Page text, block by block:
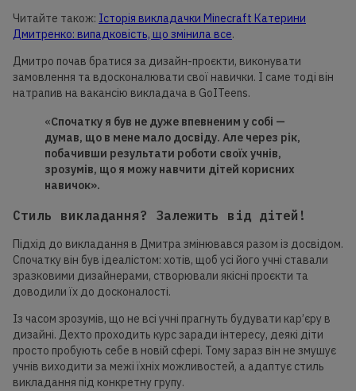
Читайте також: Історія викладачки Minecraft Катерини
Дмитренко: випадковість, що змінила все.
Дмитро почав братися за дизайн-проєкти, виконувати
замовлення та вдосконалювати свої навички. І саме тоді він
натрапив на вакансію викладача в GoITeens.
«Спочатку я був не дуже впевненим у собі —
думав, що в мене мало досвіду. Але через рік,
побачивши результати роботи своїх учнів,
зрозумів, що я можу навчити дітей корисних
навичок».
Стиль викладання? Залежить від дітей!
Підхід до викладання в Дмитра змінювався разом із досвідом.
Спочатку він був ідеалістом: хотів, щоб усі його учні ставали
зразковими дизайнерами, створювали якісні проєкти та
доводили їх до досконалості.
Із часом зрозумів, що не всі учні прагнуть будувати кар’єру в
дизайні. Дехто проходить курс заради інтересу, деякі діти
просто пробують себе в новій сфері. Тому зараз він не змушує
учнів виходити за межі їхніх можливостей, а адаптує стиль
викладання під конкретну групу.